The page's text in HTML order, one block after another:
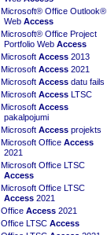
Microsoft® Office Outlook®
Web Access
Microsoft® Office Project
Portfolio Web Access
Microsoft Access 2013
Microsoft Access 2021
Microsoft Access datu fails
Microsoft Access LTSC
Microsoft Access
pakalpojumi
Microsoft Access projekts
Microsoft Office Access
2021
Microsoft Office LTSC
Access
Microsoft Office LTSC
Access 2021
Office Access 2021
Office LTSC Access